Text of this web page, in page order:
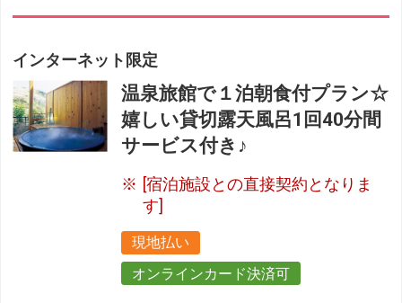
インターネット限定
温泉旅館で１泊朝食付プラン☆
嬉しい貸切露天風呂1回40分間
サービス付き♪
[宿泊施設との直接契約となりま
す]
現地払い
オンラインカード決済可